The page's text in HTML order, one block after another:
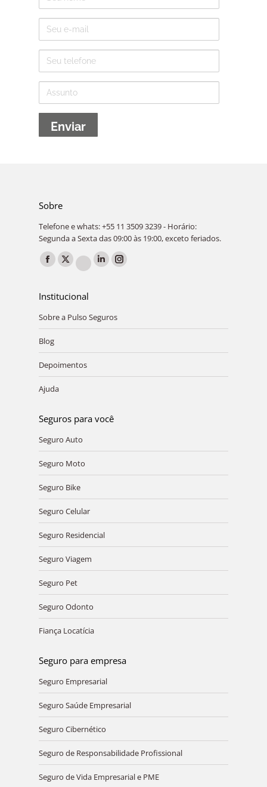
mail
Telefone
Assunto
Sobre
Telefone e whats: +55 11 3509 3239 - Horário:
Segunda a Sexta das 09:00 às 19:00, exceto feriados.
Encontre-nos em:
Facebook
opens
in
new
window
X
opens
in
new
YouTube
opens
in
new
Linkedin
new
Instagram
new
Institucional
Sobre a Pulso Seguros
Blog
Depoimentos
Ajuda
Seguros para você
Seguro Auto
Seguro Moto
Seguro Bike
Seguro Celular
Seguro Residencial
Seguro Viagem
Seguro Pet
Seguro Odonto
Fiança Locatícia
Seguro para empresa
Seguro Empresarial
Seguro Saúde Empresarial
Seguro Cibernético
Seguro de Responsabilidade Profissional
Seguro de Vida Empresarial e PME